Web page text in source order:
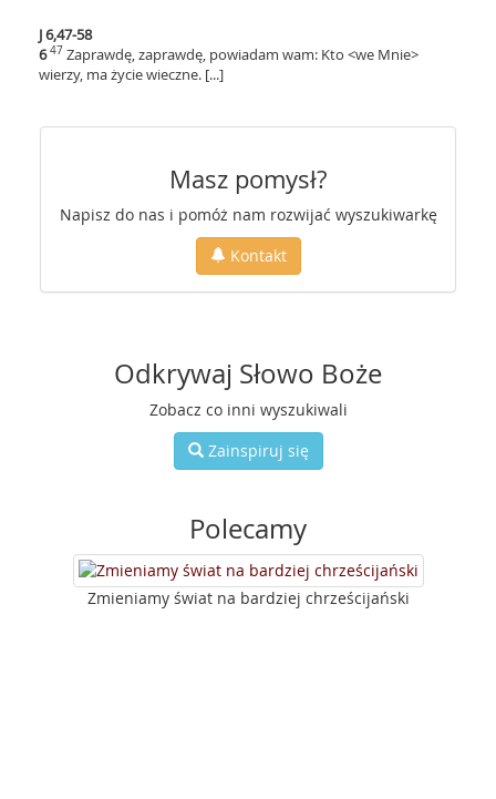
J 6,47-58
6 47 Zaprawdę, zaprawdę, powiadam wam: Kto <we Mnie>
wierzy, ma życie wieczne. [...]
Masz pomysł?
Napisz do nas i pomóż nam rozwijać wyszukiwarkę
Kontakt
Odkrywaj Słowo Boże
Zobacz co inni wyszukiwali
Zainspiruj się
Polecamy
Zmieniamy świat na bardziej chrześcijański